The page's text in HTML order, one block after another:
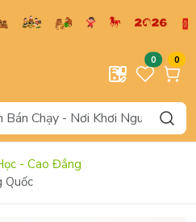
0 0
- Cao Đẳng
Quốc